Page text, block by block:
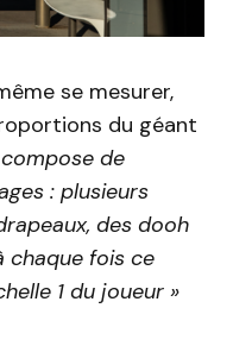
se mesurer,
du géant
de
: plusieurs
des dooh
chaque fois ce
1 du joueur »